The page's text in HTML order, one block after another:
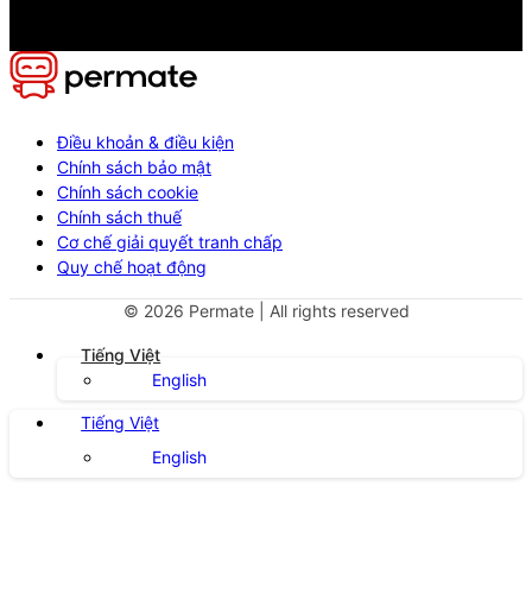
Điều khoản & điều kiện
Chính sách bảo mật
Chính sách cookie
Chính sách thuế
Cơ chế giải quyết tranh chấp
Quy chế hoạt động
© 2026 Permate | All rights reserved
Tiếng Việt
English
Tiếng Việt
English